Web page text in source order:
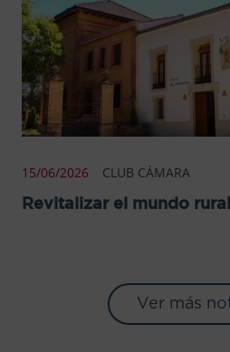
15/06/2026 CLUB CÁMARA
Revitalizar el mundo
Ver más